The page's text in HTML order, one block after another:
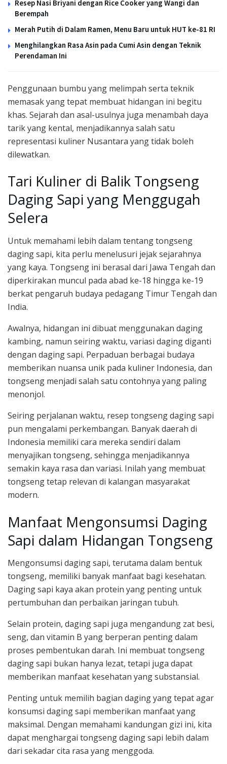
Resep Nasi Briyani dengan Rice Cooker yang Wangi dan
Berempah
Merah Putih di Dalam Ramen, Menu Baru untuk HUT ke-81 RI
Menghilangkan Rasa Asin pada Cumi Asin dengan Teknik
Perendaman Ini
Penggunaan bumbu yang melimpah serta teknik
memasak yang tepat membuat hidangan ini begitu
khas. Sejarah dan asal-usulnya juga menambah daya
tarik yang kental, menjadikannya salah satu
representasi kuliner Nusantara yang tidak boleh
dilewatkan.
Tari Kuliner di Balik Tongseng
Daging Sapi yang Menggugah
Selera
Untuk memahami lebih dalam tentang tongseng
daging sapi, kita perlu menelusuri jejak sejarahnya
yang kaya. Tongseng ini berasal dari Jawa Tengah dan
diperkirakan muncul pada abad ke-18 hingga ke-19
berkat pengaruh budaya pedagang Timur Tengah dan
India.
Awalnya, hidangan ini dibuat menggunakan daging
kambing, namun seiring waktu, variasi daging diganti
dengan daging sapi. Perpaduan berbagai budaya
memberikan nuansa unik pada kuliner Indonesia, dan
tongseng menjadi salah satu contohnya yang paling
menonjol.
Seiring perjalanan waktu, resep tongseng daging sapi
pun mengalami perkembangan. Banyak daerah di
Indonesia memiliki cara mereka sendiri dalam
menyajikan tongseng, sehingga menjadikannya
semakin kaya rasa dan variasi. Inilah yang membuat
tongseng tetap relevan di kalangan masyarakat
modern.
Manfaat Mengonsumsi Daging
Sapi dalam Hidangan Tongseng
Mengonsumsi daging sapi, terutama dalam bentuk
tongseng, memiliki banyak manfaat bagi kesehatan.
Daging sapi kaya akan protein yang penting untuk
pertumbuhan dan perbaikan jaringan tubuh.
Selain protein, daging sapi juga mengandung zat besi,
seng, dan vitamin B yang berperan penting dalam
proses pembentukan darah. Ini membuat tongseng
daging sapi bukan hanya lezat, tetapi juga dapat
memberikan manfaat kesehatan yang substansial.
Penting untuk memilih bagian daging yang tepat agar
konsumsi daging sapi memberikan manfaat yang
maksimal. Dengan memahami kandungan gizi ini, kita
dapat menghargai tongseng daging sapi lebih dalam
dari sekadar cita rasa yang menggoda.